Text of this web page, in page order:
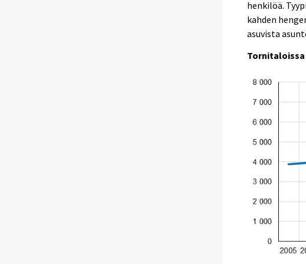
henkilöä.
kahden
asuvista
Tornitaloissa